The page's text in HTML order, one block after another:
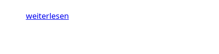
weiterlesen